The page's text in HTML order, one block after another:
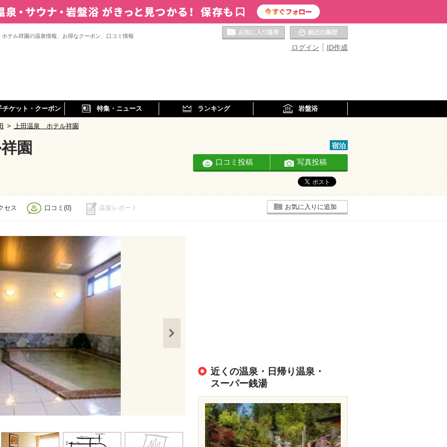
テル祥園の温泉情報、お得なクーポン、口コミ情報
ID作成
ログイン
お気に入りの温泉
チケット・クーポン 特集・ニュース ランキング 岩盤浴
> 上田温泉 ホテル祥園
園 宿泊
口コミ投稿 写真投稿
セス 口コミ(0) 温泉レポート お気に入りに追加
https://travel.rakuten.co.jp/HOTEL/18262/
近くの温泉・日帰り温泉・
スーパー銭湯